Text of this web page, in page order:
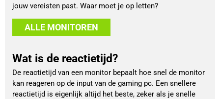
jouw vereisten past. Waar moet je op letten?
ALLE MONITOREN
Wat is de reactietijd?
De reactietijd van een monitor bepaalt hoe snel de monitor
kan reageren op de input van de gaming pc. Een snellere
reactietijd is eigenlijk altijd het beste, zeker als je snelle